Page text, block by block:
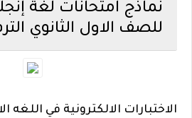
نماذج امتحانات لغة
للصف الاول الثانوي الترم
الاختبارات الالكترونية في اللغه